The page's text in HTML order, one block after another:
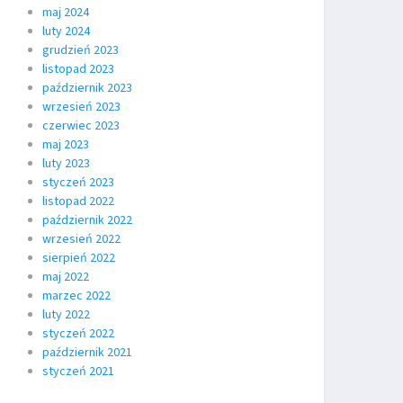
maj 2024
luty 2024
grudzień 2023
listopad 2023
październik 2023
wrzesień 2023
czerwiec 2023
maj 2023
luty 2023
styczeń 2023
listopad 2022
październik 2022
wrzesień 2022
sierpień 2022
maj 2022
marzec 2022
luty 2022
styczeń 2022
październik 2021
styczeń 2021